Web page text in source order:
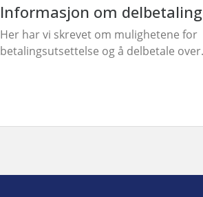
Informasjon om delbetaling
Her har vi skrevet om mulighetene for
betalingsutsettelse og å delbetale over